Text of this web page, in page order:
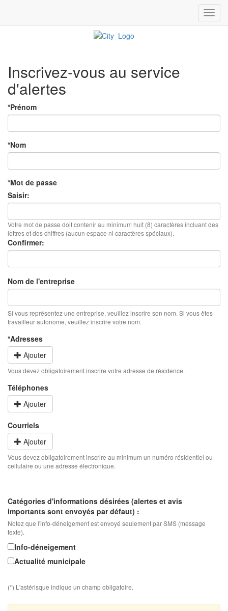
Inscrivez-vous au service
d'alertes
*Prénom
*Nom
*Mot de passe
Saisir:
Votre mot de passe doit contenir au minimum huit (8) caractères incluant des
lettres et des chiffres (aucun espace ni caractères spéciaux).
Confirmer:
Nom de l'entreprise
Si vous représentez une entreprise, veuillez inscrire son nom. Si vous êtes
travailleur autonome, veuillez inscrire votre nom.
*Adresses
Ajouter
Vous devez obligatoirement inscrire votre adresse de résidence.
Téléphones
Ajouter
Courriels
Ajouter
Vous devez obligatoirement inscrire au minimum un numéro résidentiel ou
cellulaire ou une adresse électronique.
Catégories d'informations désirées (alertes et avis
importants sont envoyés par défaut) :
Notez que l'info-déneigement est envoyé seulement par SMS (message
texte).
Info-déneigement
Actualité municipale
(*) L'astérisque indique un champ obligatoire.